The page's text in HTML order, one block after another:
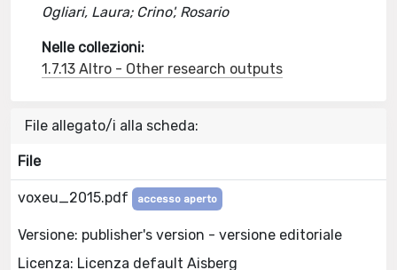
Ogliari, Laura; Crino', Rosario
Nelle collezioni:
1.7.13 Altro - Other research outputs
File allegato/i alla scheda:
File
voxeu_2015.pdf accesso aperto
Versione: publisher's version - versione editoriale
Licenza: Licenza default Aisberg